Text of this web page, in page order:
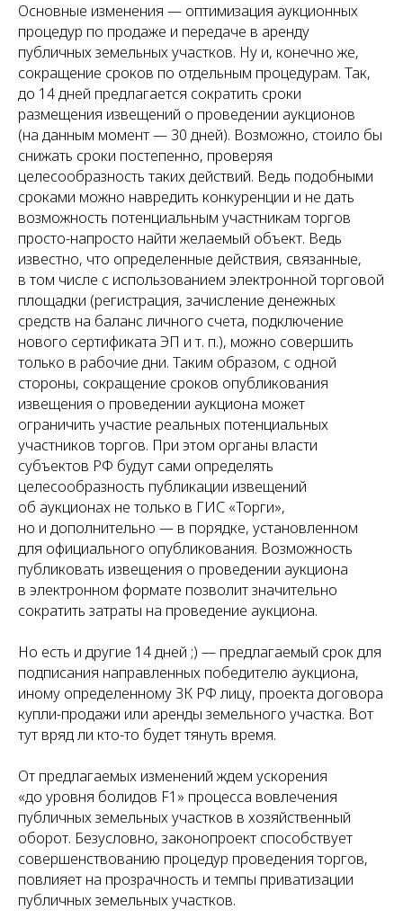
Основные изменения — оптимизация аукционных
процедур по продаже и передаче в аренду
публичных земельных участков. Ну и, конечно же,
сокращение сроков по отдельным процедурам. Так,
до 14 дней предлагается сократить сроки
размещения извещений о проведении аукционов
(на данным момент — 30 дней). Возможно, стоило бы
снижать сроки постепенно, проверяя
целесообразность таких действий. Ведь подобными
сроками можно навредить конкуренции и не дать
возможность потенциальным участникам торгов
просто-напросто найти желаемый объект. Ведь
известно, что определенные действия, связанные,
в том числе с использованием электронной торговой
площадки (регистрация, зачисление денежных
средств на баланс личного счета, подключение
нового сертификата ЭП и т. п.), можно совершить
только в рабочие дни. Таким образом, с одной
стороны, сокращение сроков опубликования
извещения о проведении аукциона может
ограничить участие реальных потенциальных
участников торгов. При этом органы власти
субъектов РФ будут сами определять
целесообразность публикации извещений
об аукционах не только в ГИС «Торги»,
но и дополнительно — в порядке, установленном
для официального опубликования. Возможность
публиковать извещения о проведении аукциона
в электронном формате позволит значительно
сократить затраты на проведение аукциона.
Но есть и другие 14 дней ;) — предлагаемый срок для
подписания направленных победителю аукциона,
иному определенному ЗК РФ лицу, проекта договора
купли-продажи или аренды земельного участка. Вот
тут вряд ли кто-то будет тянуть время.
От предлагаемых изменений ждем ускорения
«до уровня болидов F1» процесса вовлечения
публичных земельных участков в хозяйственный
оборот. Безусловно, законопроект способствует
совершенствованию процедур проведения торгов,
повлияет на прозрачность и темпы приватизации
публичных земельных участков.